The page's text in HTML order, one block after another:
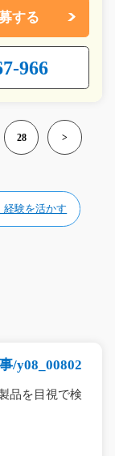
する
966
28 >
経験を活かす
/y08_00802
品を目視で検